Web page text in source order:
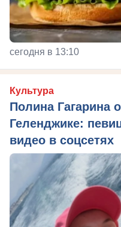
сегодня в 13:10
Культура
Полина Гагарина
Геленджике:
видео в соцсетях